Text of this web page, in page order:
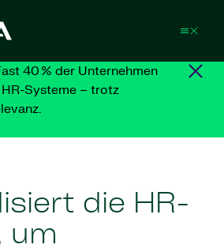
40 % der Unternehmen
Systeme – trotz
die HR-
um